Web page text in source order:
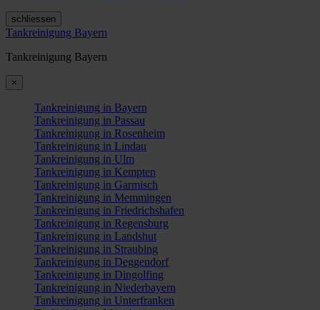
schliessen
Tankreinigung Bayern
Tankreinigung Bayern
×
Tankreinigung in Bayern
Tankreinigung in Passau
Tankreinigung in Rosenheim
Tankreinigung in Lindau
Tankreinigung in Ulm
Tankreinigung in Kempten
Tankreinigung in Garmisch
Tankreinigung in Memmingen
Tankreinigung in Friedrichshafen
Tankreinigung in Regensburg
Tankreinigung in Landshut
Tankreinigung in Straubing
Tankreinigung in Deggendorf
Tankreinigung in Dingolfing
Tankreinigung in Niederbayern
Tankreinigung in Unterfranken